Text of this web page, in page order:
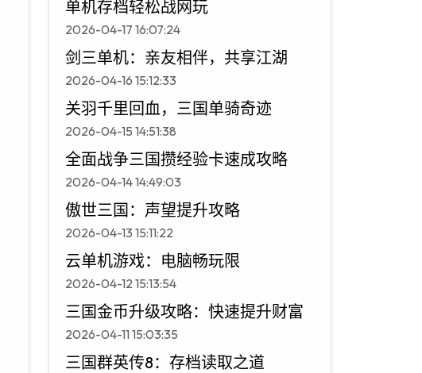
单机存档轻松战网玩
2026-04-17 16:07:24
剑三单机：亲友相伴，共享江湖
2026-04-16 15:12:33
关羽千里回血，三国单骑奇迹
2026-04-15 14:51:38
全面战争三国攒经验卡速成攻略
2026-04-14 14:49:03
傲世三国：声望提升攻略
2026-04-13 15:11:22
云单机游戏：电脑畅玩限
2026-04-12 15:13:54
三国金币升级攻略：快速提升财富
2026-04-11 15:03:35
三国群英传8：存档读取之道